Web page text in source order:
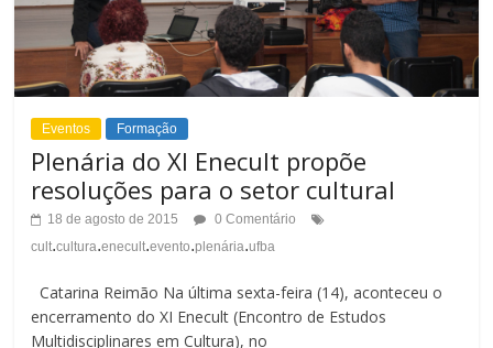
n
a
r
Eventos Formação
Plenária do XI Enecult propõe
resoluções para o setor cultural
18 de agosto de 2015
0 Comentário
cult.cultura.enecult.evento.plenária.ufba
Catarina Reimão Na última sexta-feira (14), aconteceu o
encerramento do XI Enecult (Encontro de Estudos
Multidisciplinares em Cultura), no